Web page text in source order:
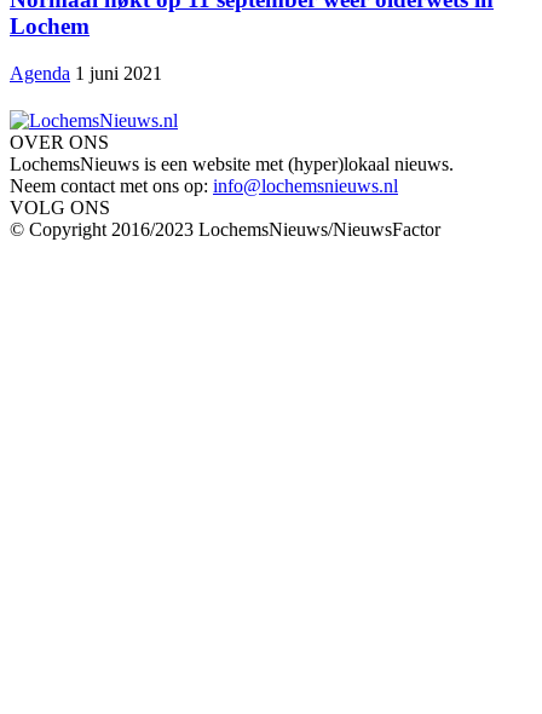
Lochem
Agenda 1 juni 2021
OVER ONS
LochemsNieuws is een website met (hyper)lokaal nieuws.
Neem contact met ons op: info@lochemsnieuws.nl
VOLG ONS
© Copyright 2016/2023 LochemsNieuws/NieuwsFactor